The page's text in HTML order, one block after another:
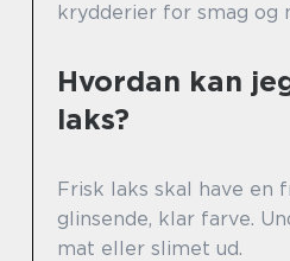
krydderier for smag og
Hvordan kan
laks?
Frisk laks skal have en
glinsende, klar farve.
mat eller slimet ud.